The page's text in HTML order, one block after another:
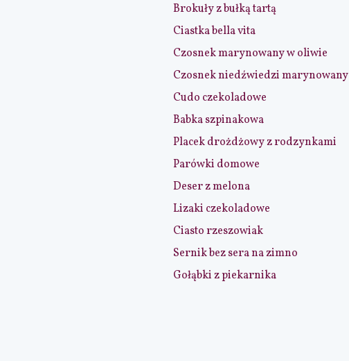
Brokuły z bułką tartą
Ciastka bella vita
Czosnek marynowany w oliwie
Czosnek niedźwiedzi marynowany
Cudo czekoladowe
Babka szpinakowa
Placek drożdżowy z rodzynkami
Parówki domowe
Deser z melona
Lizaki czekoladowe
Ciasto rzeszowiak
Sernik bez sera na zimno
Gołąbki z piekarnika